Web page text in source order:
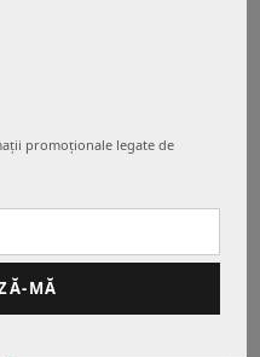
12V, G53,
promoționale legate de
MĂ